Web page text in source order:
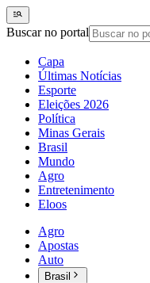
Buscar no portal
Capa
Últimas Notícias
Esporte
Eleições 2026
Política
Minas Gerais
Brasil
Mundo
Agro
Entretenimento
Eloos
Agro
Apostas
Auto
Brasil